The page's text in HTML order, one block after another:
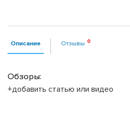
Описание Отзывы
Обзоры:
+добавить статью или видео